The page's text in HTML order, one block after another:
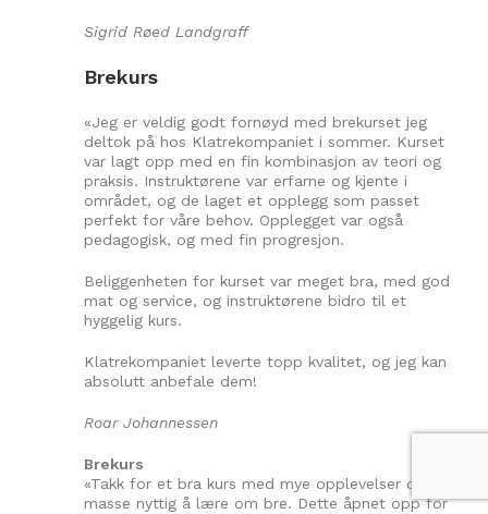
Sigrid Røed Landgraff
Brekurs
«Jeg er veldig godt fornøyd med brekurset jeg
deltok på hos Klatrekompaniet i sommer. Kurset
var lagt opp med en fin kombinasjon av teori og
praksis. Instruktørene var erfarne og kjente i
området, og de laget et opplegg som passet
perfekt for våre behov. Opplegget var også
pedagogisk, og med fin progresjon.
Beliggenheten for kurset var meget bra, med god
mat og service, og instruktørene bidro til et
hyggelig kurs.
Klatrekompaniet leverte topp kvalitet, og jeg kan
absolutt anbefale dem!
Roar Johannessen
Brekurs
«Takk for et bra kurs med mye opplevelser og
masse nyttig å lære om bre. Dette åpnet opp for